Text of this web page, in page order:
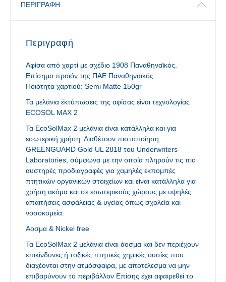
ΠΕΡΙΓΡΑΦΉ
Περιγραφή
Αφίσα από χαρτί με σχέδιο 1908 Παναθηναϊκός.
Επίσημο προϊόν της ΠΑΕ Παναθηναϊκός
Ποιότητα χαρτιού: Semi Matte 150gr
Τα μελάνια έκτύπωσεις της αφίσας είναι τεχνολογίας
ECOSOL ΜΑΧ 2
Τα EcoSolMax 2 μελάνια είναι κατάλληλα και για
εσωτερική χρήση. Διαθέτουν πιστοποίηση
GREENGUARD Gold UL 2818 του Underwriters
Laboratories, σύμφωνα με την οποία πληρούν τις πιο
αυστηρές προδιαγραφές για χαμηλές εκπομπές
πτητικών οργανικών στοιχείων και είναι κατάλληλα για
χρήση ακόμα και σε εσωτερικούς χώρους με υψηλές
απαιτήσεις ασφάλειας & υγείας όπως σχολεία και
νοσοκομεία.
Αοσμα & Nickel free
Τα EcoSolMax 2 μελάνια είναι άοσμα και δεν περιέχουν
επικίνδυνες ή τοξικές πτητικές χημικές ουσίες που
διαχέονται στην ατμόσφαιρα, με αποτέλεσμα να μην
επιβαρύνουν το περιβάλλον Επίσης έχει αφαιρεθεί το